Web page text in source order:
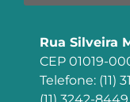
Rua Silveira
CEP 01019-
Telefone: (11)